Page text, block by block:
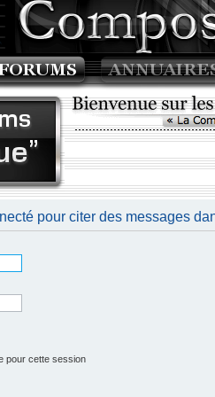
pour citer des messages
pour cette session